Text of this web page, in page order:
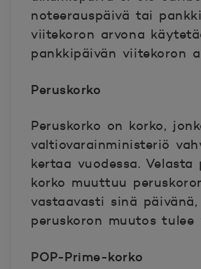
noteerauspäivä tai
viitekoron arvona
pankkipäivän viitekoron
Peruskorko
Peruskorko on korko,
valtiovarainministeriö
kertaa vuodessa. Velasta
korko muuttuu
vastaavasti sinä
peruskoron muutos tulee
POP-Prime-korko